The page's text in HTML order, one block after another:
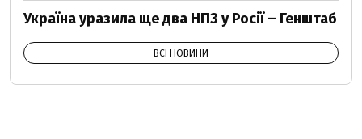
Україна уразила ще два НПЗ у Росії – Генштаб
ВСІ НОВИНИ